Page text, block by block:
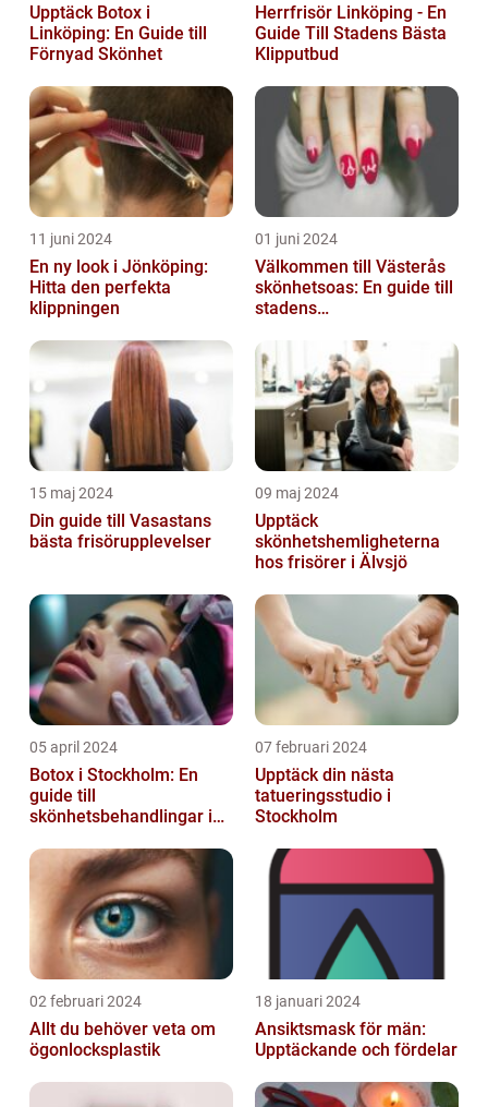
Upptäck Botox i
Linköping: En Guide till
Förnyad Skönhet
Herrfrisör Linköping - En
Guide Till Stadens Bästa
Klipputbud
11 juni 2024
En ny look i Jönköping:
Hitta den perfekta
klippningen
01 juni 2024
Välkommen till Västerås
skönhetsoas: En guide till
stadens
15 maj 2024
Din guide till Vasastans
bästa frisörupplevelser
09 maj 2024
Upptäck
skönhetshemligheterna
hos frisörer i Älvsjö
05 april 2024
Botox i Stockholm: En
guide till
skönhetsbehandlingar i
07 februari 2024
Upptäck din nästa
tatueringsstudio i
Stockholm
02 februari 2024
Allt du behöver veta om
ögonlocksplastik
18 januari 2024
Ansiktsmask för män:
Upptäckande och fördelar